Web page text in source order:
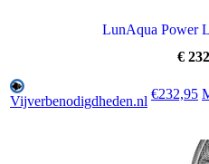
LunAqua Power
€
Vijverbenodigdheden.nl €232,95